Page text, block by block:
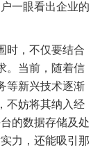
一眼看出企业的
时，不仅要结合
。当前，随着信
等新兴技术逐渐
不妨将其纳入经
的数据存储及处
力，还能吸引那